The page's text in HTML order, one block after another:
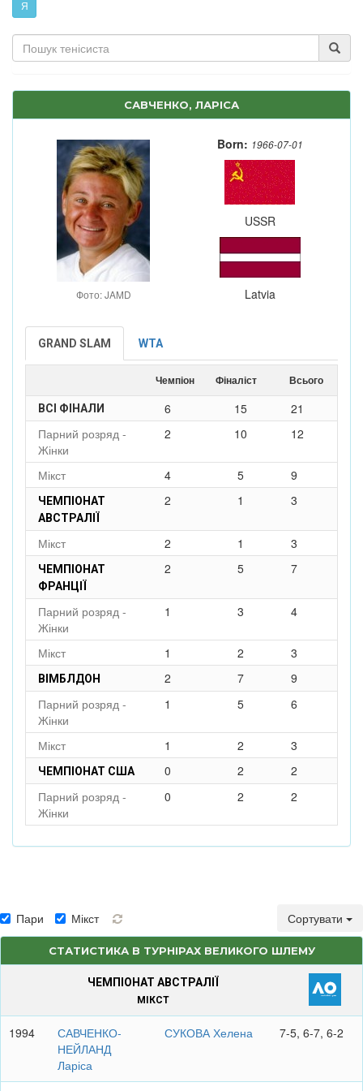
Я
САВЧЕНКО, ЛАРІСА
Фото: JAMD
Born: 1966-07-01
USSR
Latvia
GRAND SLAM WTA
Чемпіон Фіналіст Всього
ВСІ ФІНАЛИ 6 15
21
Парний розряд -
Жінки
2 10 12
Мікст 4 5 9
ЧЕМПІОНАТ
АВСТРАЛІЇ
2 1 3
Мікст 2 1 3
ЧЕМПІОНАТ
ФРАНЦІЇ
2 5 7
Парний розряд -
Жінки
1 3 4
Мікст 1 2 3
ВІМБЛДОН 2 7
9
Парний розряд -
Жінки
1 5 6
Мікст 1 2 3
ЧЕМПІОНАТ США 0 2
2
Парний розряд -
Жінки
0 2 2
Пари Мікст Сортувати
СТАТИСТИКА В ТУРНІРАХ ВЕЛИКОГО ШЛЕМУ
ЧЕМПІОНАТ АВСТРАЛІЇ
МІКСТ
1994
САВЧЕНКО-
НЕЙЛАНД
Ларіса
СУКОВА Хелена 7-5, 6-7, 6-2